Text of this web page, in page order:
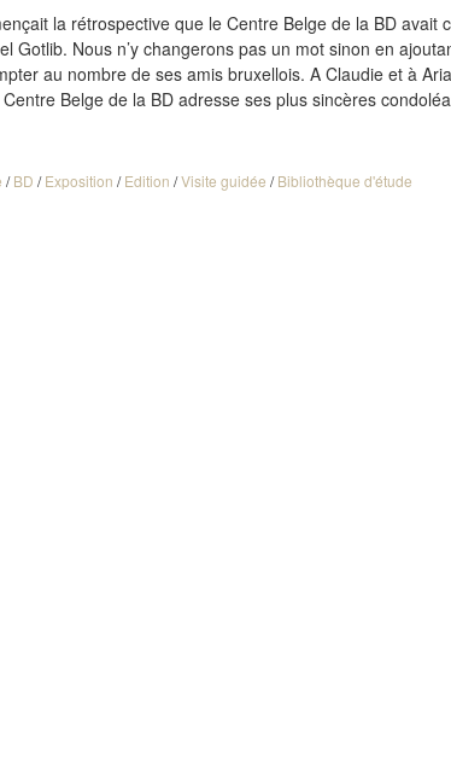
la rétrospective que le Centre Belge de la BD avait
Gotlib. Nous n’y changerons pas un mot sinon en
au nombre de ses amis bruxellois. A Claudie et à
Belge de la BD adresse ses plus sincères
/BD /Exposition /Edition /Visite guidée /Bibliothèque d'étude